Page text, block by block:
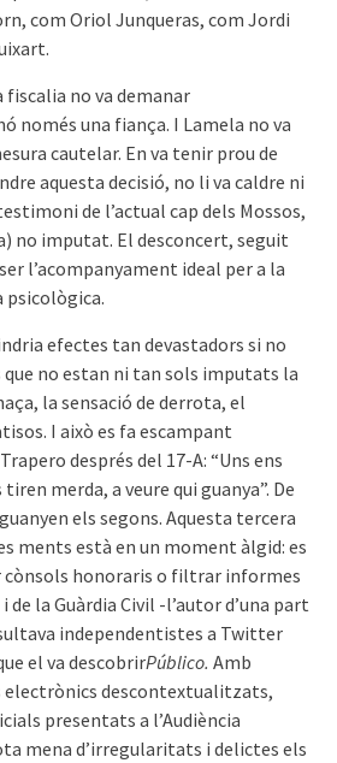
com Oriol Junqueras, com Jordi
no va demanar
només una fiança. I Lamela no va
cautelar. En va tenir prou de
aquesta decisió, no li va caldre ni
de l’actual cap dels Mossos,
no imputat. El desconcert, seguit
l’acompanyament ideal per a la
psicològica.
efectes tan devastadors si no
no estan ni tan sols imputats la
la sensació de derrota, el
I això es fa escampant
després del 17-A: “Uns ens
merda, a veure qui guanya”. De
els segons. Aquesta tercera
ments està en un moment àlgid: es
honoraris o filtrar informes
la Guàrdia Civil -l’autor d’una part
independentistes a Twitter
el va descobrirPúblico. Amb
electrònics descontextualitzats,
presentats a l’Audiència
mena d’irregularitats i delictes els